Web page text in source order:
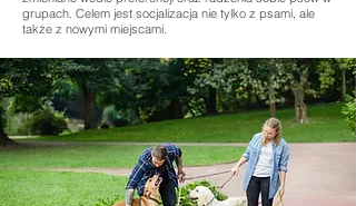
grupach. Celem jest socjalizacja nie tylko z psami, ale
także z nowymi miejscami.